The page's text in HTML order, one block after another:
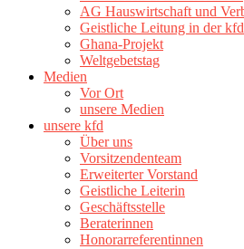
AG Hauswirtschaft und
Geistliche Leitung in der kfd
Ghana-Projekt
Weltgebetstag
Medien
Vor Ort
unsere Medien
unsere kfd
Über uns
Vorsitzendenteam
Erweiterter Vorstand
Geistliche Leiterin
Geschäftsstelle
Beraterinnen
Honorarreferentinnen